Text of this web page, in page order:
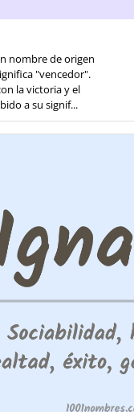
nombre de origen
"vencedor".
la victoria y el
a su signif...